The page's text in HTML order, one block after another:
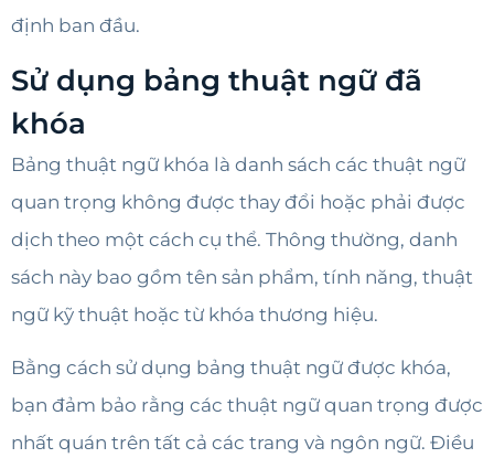
định ban đầu.
Sử dụng bảng thuật ngữ đã
khóa
Bảng thuật ngữ khóa là danh sách các thuật ngữ
quan trọng không được thay đổi hoặc phải được
dịch theo một cách cụ thể. Thông thường, danh
sách này bao gồm tên sản phẩm, tính năng, thuật
ngữ kỹ thuật hoặc từ khóa thương hiệu.
Bằng cách sử dụng bảng thuật ngữ được khóa,
bạn đảm bảo rằng các thuật ngữ quan trọng được
nhất quán trên tất cả các trang và ngôn ngữ. Điều